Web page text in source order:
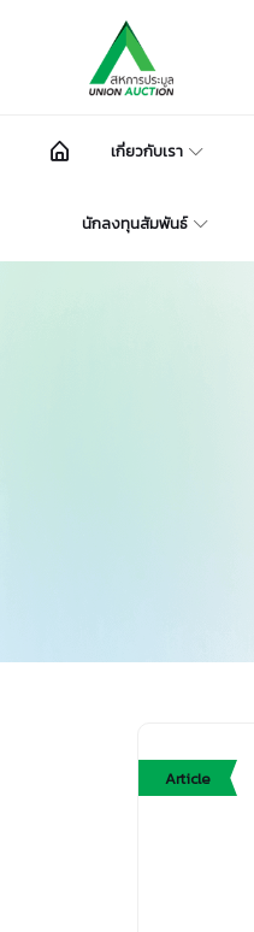
เกี่ยวกับเรา
นักลงทุนสัมพันธ์
Article